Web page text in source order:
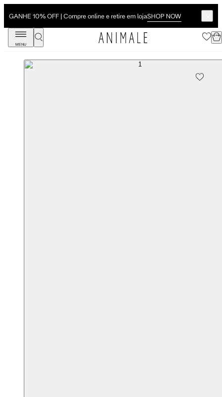
GANHE 10% OFF | Compre online e retire em lojaSHOP NOW
MENU